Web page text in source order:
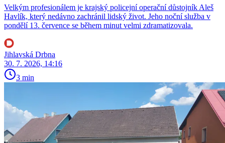
Velkým profesionálem je krajský policejní operační důstojník Aleš
Havlík, který nedávno zachránil lidský život. Jeho noční služba v
pondělí 13. července se během minut velmi zdramatizovala.
Jihlavská Drbna
30. 7. 2026, 14:16
3 min